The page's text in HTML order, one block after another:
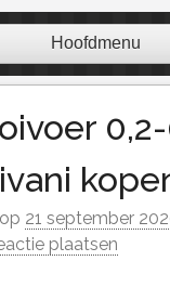
Hoofdmenu
21 september
plaatsen